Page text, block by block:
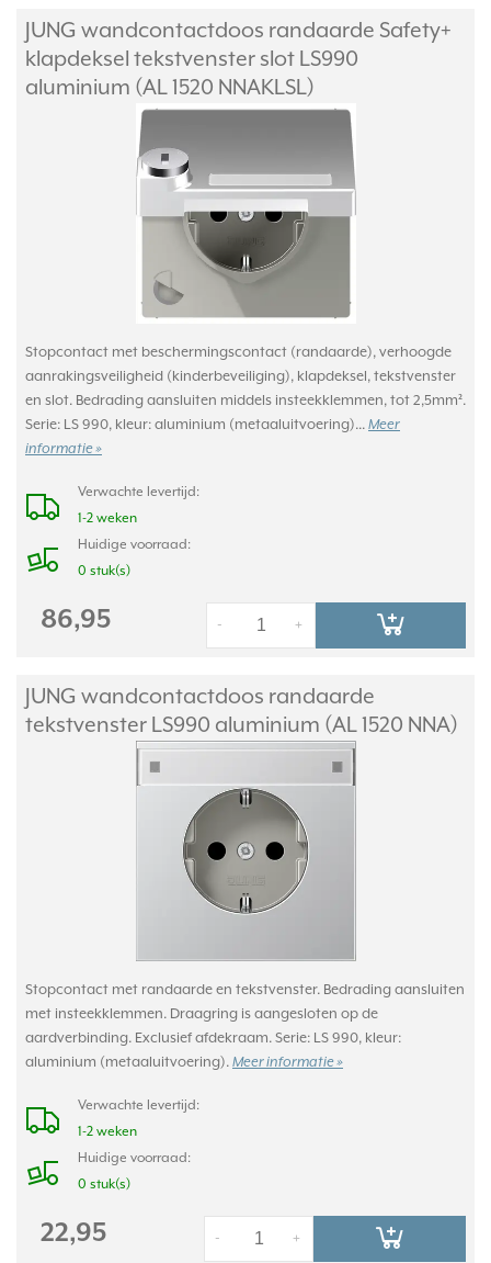
JUNG wandcontactdoos randaarde Safety+
klapdeksel tekstvenster slot LS990
aluminium (AL 1520 NNAKLSL)
Stopcontact met beschermingscontact (randaarde), verhoogde
aanrakingsveiligheid (kinderbeveiliging), klapdeksel, tekstvenster
en slot. Bedrading aansluiten middels insteekklemmen, tot 2,5mm².
Serie: LS 990, kleur: aluminium (metaaluitvoering)... Meer
informatie »
Verwachte levertijd:
1-2 weken
Huidige voorraad:
0 stuk(s)
86,95 +
-
JUNG wandcontactdoos randaarde
tekstvenster LS990 aluminium (AL 1520 NNA)
Stopcontact met randaarde en tekstvenster. Bedrading aansluiten
met insteekklemmen. Draagring is aangesloten op de
aardverbinding. Exclusief afdekraam. Serie: LS 990, kleur:
aluminium (metaaluitvoering). Meer informatie »
Verwachte levertijd:
1-2 weken
Huidige voorraad:
0 stuk(s)
22,95 +
-